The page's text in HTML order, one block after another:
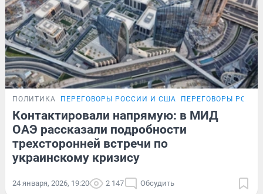
ПОЛИТИКА ПЕРЕГОВОРЫ РОССИИ И США ПЕРЕГОВОРЫ
Контактировали напрямую: в МИД
ОАЭ рассказали подробности
трехсторонней встречи по
украинскому кризису
24 января, 2026, 19:20 2 147 Обсудить